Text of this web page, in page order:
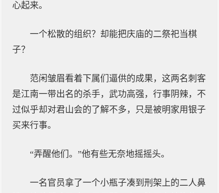
心起来。
一个松散的组织？却能把庆庙的二祭祀当棋
子？
范闲皱眉看着下属们逼供的成果，这两名刺客
是江南一带出名的杀手，武功高强，行事阴辣，不
过似乎却对君山会的了解不多，只是被明家用银子
买来行事。
“弄醒他们。”他有些无奈地摇摇头。
一名官员拿了一个小瓶子凑到刑架上的二人鼻